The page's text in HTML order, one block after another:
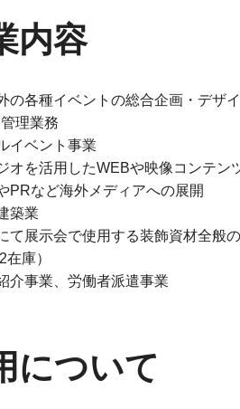
内容
の各種イベントの総合企画・デザ
理業務
イベント事業
オを活用したWEBや映像コンテン
PRなど海外メディアへの展開
築業
て展示会で使用する装飾資材全般
庫）
介事業、労働者派遣事業
について